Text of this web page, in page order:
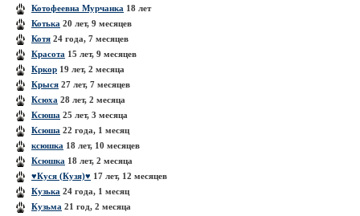
Котофеевна Мурчанка 18 лет
Котька 20 лет, 9 месяцев
Котя 24 года, 7 месяцев
Красота 15 лет, 9 месяцев
Кркор 19 лет, 2 месяца
Крыся 27 лет, 7 месяцев
Ксюха 28 лет, 2 месяца
Ксюша 25 лет, 3 месяца
Ксюша 22 года, 1 месяц
ксюшка 18 лет, 10 месяцев
Ксюшка 18 лет, 2 месяца
♥Куcя (Кузя)♥ 17 лет, 12 месяцев
Кузька 24 года, 1 месяц
Кузьма 21 год, 2 месяца